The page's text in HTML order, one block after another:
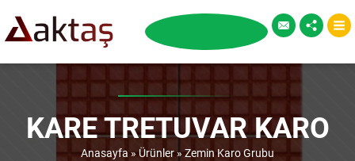
KARE TRETUVAR KARO
Anasayfa » Ürünler» Zemin Karo Grubu